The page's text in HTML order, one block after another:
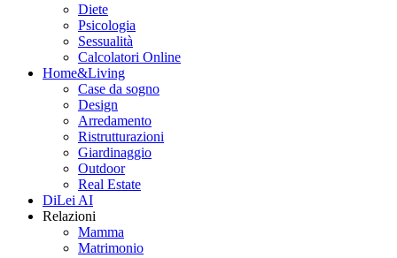
Diete
Psicologia
Sessualità
Calcolatori Online
Home&Living
Case da sogno
Design
Arredamento
Ristrutturazioni
Giardinaggio
Outdoor
Real Estate
DiLei AI
Relazioni
Mamma
Matrimonio